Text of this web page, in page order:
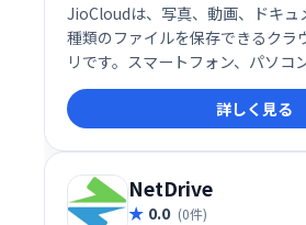
JioCloudは、写真、動画、ドキュ
種類のファイルを保存できるクラ
リです。スマートフォン、パソコ
なデバイスからアクセス可能。最
ンストレージが利用でき、プロモ
ばさらに容量を増やすことも可能
やファイルを安全に、そして簡単
詳しく見る
NetDrive
0.0 (0件)